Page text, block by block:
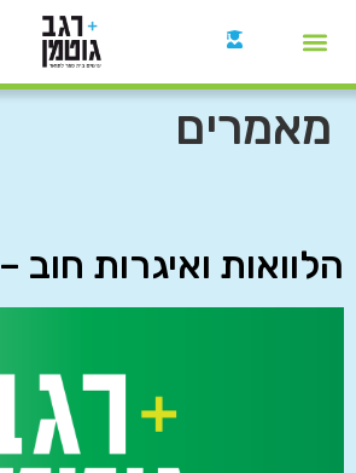
מאמרים
הלוואות ואיגרות חוב – IAS 32